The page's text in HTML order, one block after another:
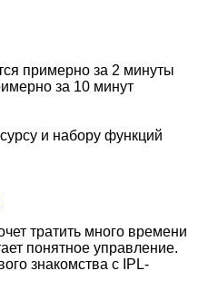
примерно за 2 минуты
за 10 минут
и набору функций
тратить много времени
понятное управление.
знакомства с IPL-